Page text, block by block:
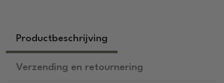
Productbeschrijving
Verzending en retournering